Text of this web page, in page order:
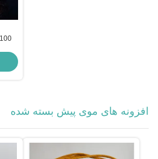
افزونه های موی پیش بسته شده